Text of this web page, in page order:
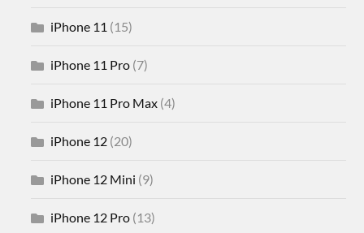
iPhone 11 (15)
iPhone 11 Pro (7)
iPhone 11 Pro Max (4)
iPhone 12 (20)
iPhone 12 Mini (9)
iPhone 12 Pro (13)